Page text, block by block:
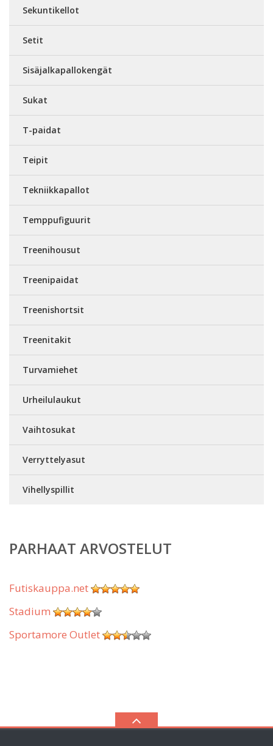
Sekuntikellot
Setit
Sisäjalkapallokengät
Sukat
T-paidat
Teipit
Tekniikkapallot
Temppufiguurit
Treenihousut
Treenipaidat
Treenishortsit
Treenitakit
Turvamiehet
Urheilulaukut
Vaihtosukat
Verryttelyasut
Vihellyspillit
PARHAAT ARVOSTELUT
Futiskauppa.net
Stadium
Sportamore Outlet